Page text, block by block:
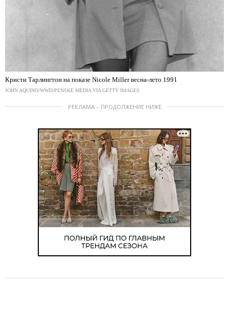
Кристи Тарлингтон на показе Nicole Miller весна-лето 1991
JOHN AQUINO/WWD/PENSKE MEDIA VIA GETTY IMAGES
РЕКЛАМА – ПРОДОЛЖЕНИЕ НИЖЕ